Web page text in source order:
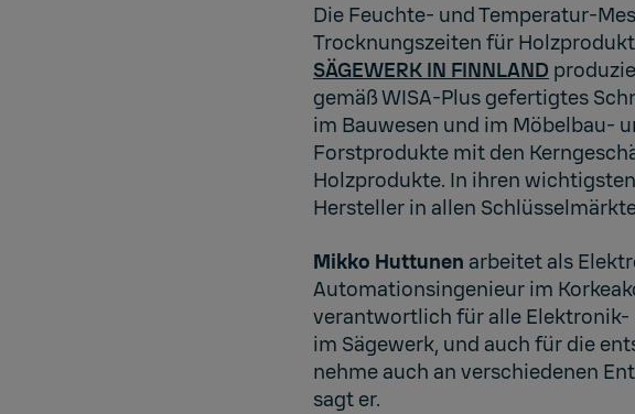
Die Feuchte- und Temperatur-
Trocknungszeiten für
SÄGEWERK IN FINNLAND
gemäß WISA-Plus gefertigtes
im Bauwesen und im Möbelbau-
Forstprodukte mit den
Holzprodukte. In ihren
Hersteller in allen
Mikko Huttunen arbeitet als
Automationsingenieur im
verantwortlich für alle
im Sägewerk, und auch für die
nehme auch an verschiedenen
sagt er.